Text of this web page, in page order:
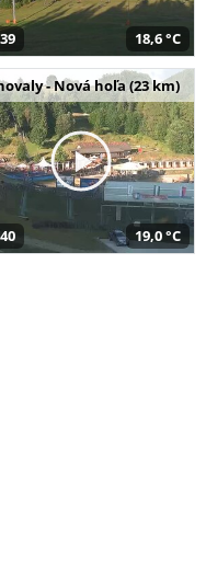
18,6 °C
- Nová hoľa (23 km)
19,0 °C